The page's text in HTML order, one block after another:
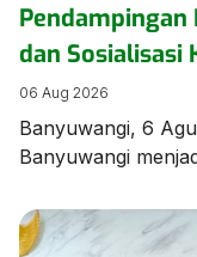
Pendampingan
dan Sosialisasi
2026 Digelar di
06 Aug 2026
Banyuwangi, 6
Banyuwangi
Madrasah (RKTM)
Menengah (RKJM)